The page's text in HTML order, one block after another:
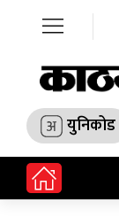
युनिकोड